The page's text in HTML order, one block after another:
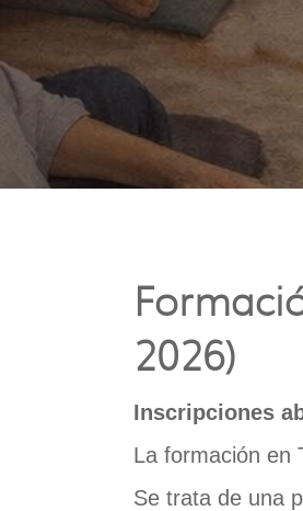
2026)
Inscripciones
La formación en
Se trata de una